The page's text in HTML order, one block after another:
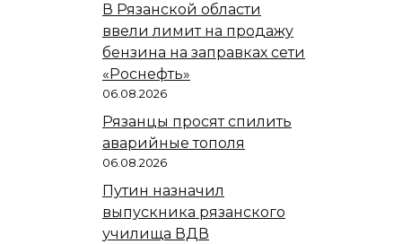
В Рязанской области
ввели лимит на продажу
бензина на заправках сети
«Роснефть»
06.08.2026
Рязанцы просят спилить
аварийные тополя
06.08.2026
Путин назначил
выпускника рязанского
училища ВДВ